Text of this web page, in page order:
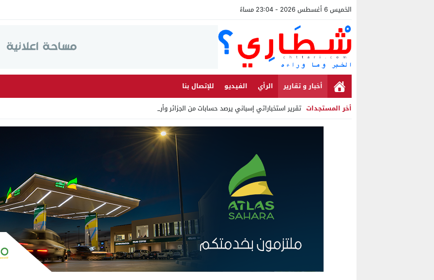
الخميس 6 أغسطس 2026 - 23:04 مساءً
أخبار و تقارير الرأي الفيديو
للإتصال بنا
أخر المستجدات تقرير استخباراتي إسباني يرصد حسابات من الجزائر وأرقاما بـ”21_
Stop